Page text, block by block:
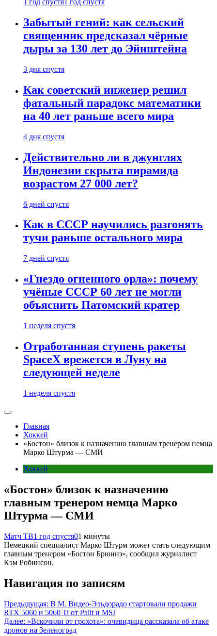
1 год спустя 1 год спустя
Забытый гений: как сельский
священник предсказал чёрные
дыры за 130 лет до Эйнштейна
3 дня спустя
Как советский инженер решил
фатальный парадокс математики
на 40 лет раньше всего мира
4 дня спустя
Действительно ли в джунглях
Индонезии скрыта пирамида
возрастом 27 000 лет?
6 дней спустя
Как в СССР научились разгонять
тучи раньше остального мира
7 дней спустя
«Гнездо огненного орла»: почему
учёные СССР 60 лет не могли
объяснить Патомский кратер
1 неделя спустя
Отработанная ступень ракеты
SpaceX врежется в Луну на
следующей неделе
1 неделя спустя
Главная
Хоккей
«Бостон» близок к назначению главным тренером немца
Марко Штурма — СМИ
Хоккей
«Бостон» близок к назначению
главным тренером немца Марко
Штурма — СМИ
Матч ТВ1 год спустя01 минуты
Немецкий специалист Марко Штурм может стать следующим
главным тренером «Бостон Брюинз», сообщил журналист
Кэм Робинсон.
Навигация по записям
Предыдущая: В М. Видео-Эльдорадо стартовали продажи
RTX 5060 и 5060 Ti от Palit и MSI
Далее: «Вскочили от грохота»: очевидица рассказала об атаке
дронов на Зеленоград